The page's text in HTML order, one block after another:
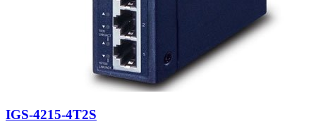
IGS-4215-4T2S